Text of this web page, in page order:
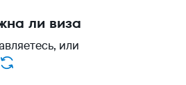
ли виза
или